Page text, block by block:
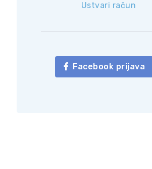
Ustvari račun
Facebook prijava